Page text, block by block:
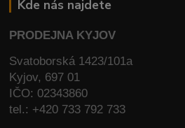
Kde nás najdete
PRODEJNA KYJOV
Svatoborská 1423/101a
Kyjov, 697 01
IČO: 02343860
tel.: +420 733 792 733